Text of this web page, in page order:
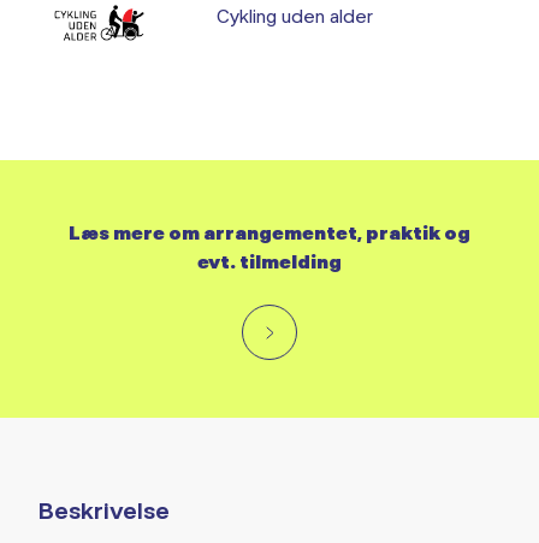
Beskrivelse
Cykling uden alder
Læs mere om arrangementet, praktik og
evt. tilmelding